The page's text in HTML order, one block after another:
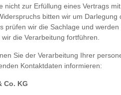
nicht zur Erfüllung eines Vertrags
bitten wir um
prüfen wir die Sachlage und
die Verarbeitung fortführen.
Sie der Verarbeitung Ihrer
Kontaktdaten informieren:
Co. KG